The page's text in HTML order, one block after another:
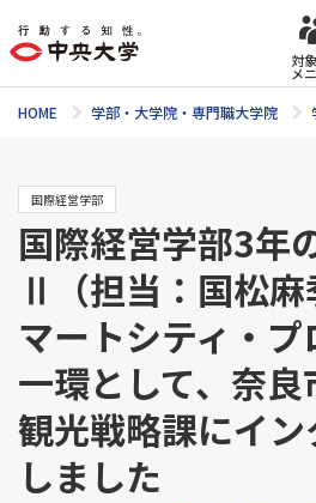
対
メ
HOME 学部・大学院・専門職大学院
国際経営学部
国際経営学部3年
Ⅱ（担当：国松麻
マートシティ・
一環として、奈
観光戦略課にイ
しました